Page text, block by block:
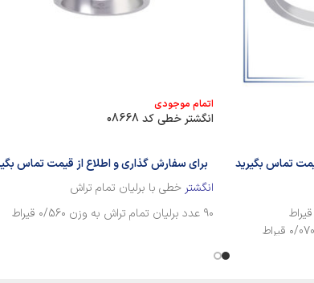
تماس بگیرید
اتمام موجودی
انگشتر خطی کد 08668
برای سفارش گذاری و اطلاع از قیمت تماس
انگشتر خطی با برلیان تمام تراش
۹۰ عدد برلیان تمام تراش به وزن ۰/56۰ قیراط